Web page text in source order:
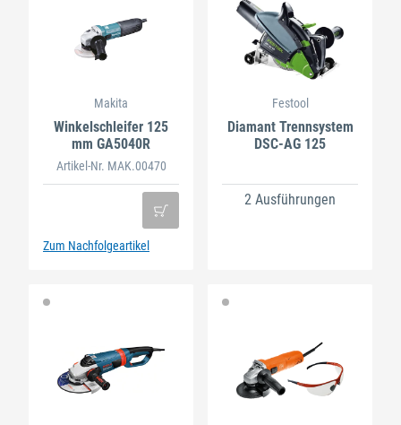
Makita
Winkelschleifer 125
mm GA5040R
Artikel-Nr. MAK.00470
Zum Nachfolgeartikel
Festool
Diamant Trennsystem
DSC-AG 125
2 Ausführungen